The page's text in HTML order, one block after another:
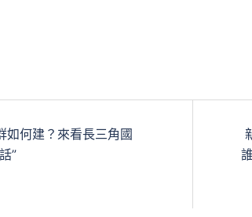
如何建？來看長三角國
”